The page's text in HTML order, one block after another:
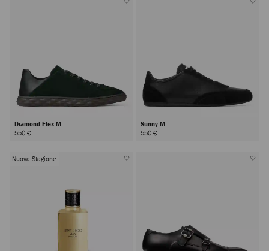
Diamond Flex M
550 €
Sunny M
550 €
Nuova Stagione